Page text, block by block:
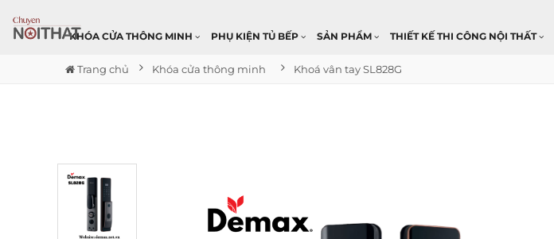
KHÓA CỬA THÔNG MINH PHỤ KIỆN TỦ BẾP SẢN PHẨM THIẾT KẾ THI CÔNG NỘI THẤT
Trang chủ Khóa cửa thông minh Khoá vân tay SL828G